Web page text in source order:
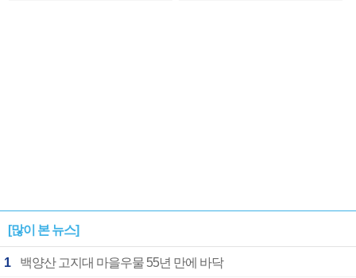
1182개팀 전수조사
확정
[많이 본 뉴스]
1 백양산 고지대 마을우물 55년 만에 바닥